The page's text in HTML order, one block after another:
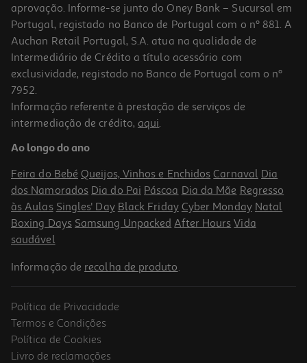
aprovação. Informe-se junto do Oney Bank – Sucursal em
Portugal, registado no Banco de Portugal com o nº 881. A
Auchan Retail Portugal, S.A. atua na qualidade de
Intermediário de Crédito a título acessório com
exclusividade, registado no Banco de Portugal com o nº
7952.
Informação referente à prestação de serviços de
intermediação de crédito, aqui.
Ao longo do ano
Feira do Bebé Queijos, Vinhos e Enchidos Carnaval Dia
dos Namorados Dia do Pai Páscoa Dia da Mãe Regresso
às Aulas Singles' Day Black Friday Cyber Monday Natal
Boxing Days Samsung Unpacked After Hours Vida
saudável
Informação de recolha de produto.
Política de Privacidade
Termos e Condições
Política de Cookies
Livro de reclamações